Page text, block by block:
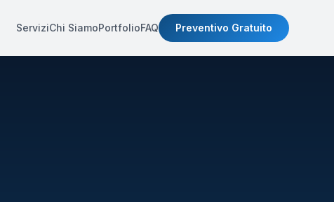
ServiziChi SiamoPortfolioFAQ Preventivo Gratuito